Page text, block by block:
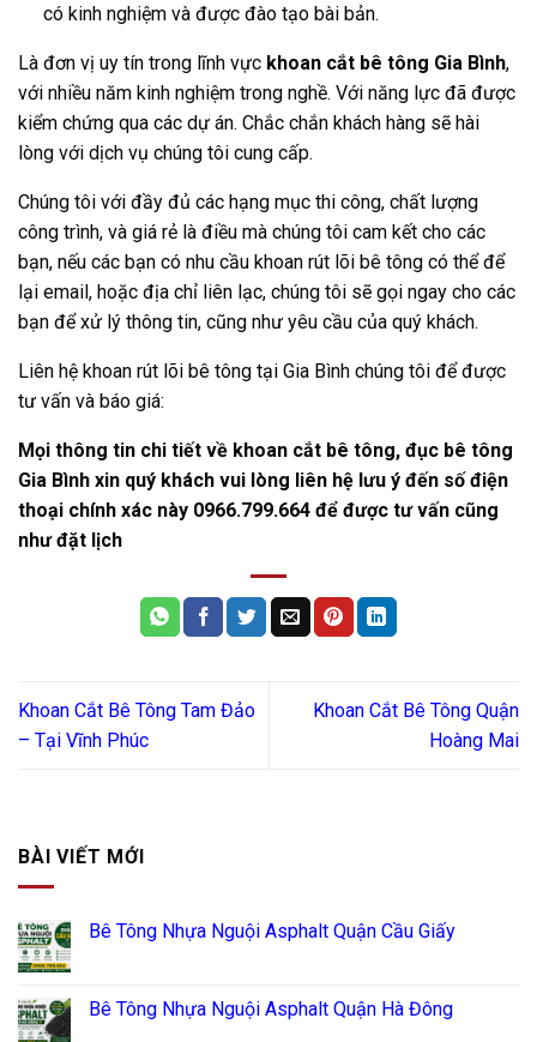
có kinh nghiệm và được đào tạo bài bản.
Là đơn vị uy tín trong lĩnh vực khoan cắt bê tông Gia Bình,
với nhiều năm kinh nghiệm trong nghề. Với năng lực đã được
kiểm chứng qua các dự án. Chắc chắn khách hàng sẽ hài
lòng với dịch vụ chúng tôi cung cấp.
Chúng tôi với đầy đủ các hạng mục thi công, chất lượng
công trình, và giá rẻ là điều mà chúng tôi cam kết cho các
bạn, nếu các bạn có nhu cầu khoan rút lõi bê tông có thể để
lại email, hoặc địa chỉ liên lạc, chúng tôi sẽ gọi ngay cho các
bạn để xử lý thông tin, cũng như yêu cầu của quý khách.
Liên hệ khoan rút lõi bê tông tại Gia Bình chúng tôi để được
tư vấn và báo giá:
Mọi thông tin chi tiết về khoan cắt bê tông, đục bê tông
Gia Bình xin quý khách vui lòng liên hệ lưu ý đến số điện
thoại chính xác này 0966.799.664 để được tư vấn cũng
như đặt lịch
Khoan Cắt Bê Tông Tam Đảo
– Tại Vĩnh Phúc
Khoan Cắt Bê Tông Quận
Hoàng Mai
BÀI VIẾT MỚI
Bê Tông Nhựa Nguội Asphalt Quận Cầu Giấy
Bê Tông Nhựa Nguội Asphalt Quận Hà Đông